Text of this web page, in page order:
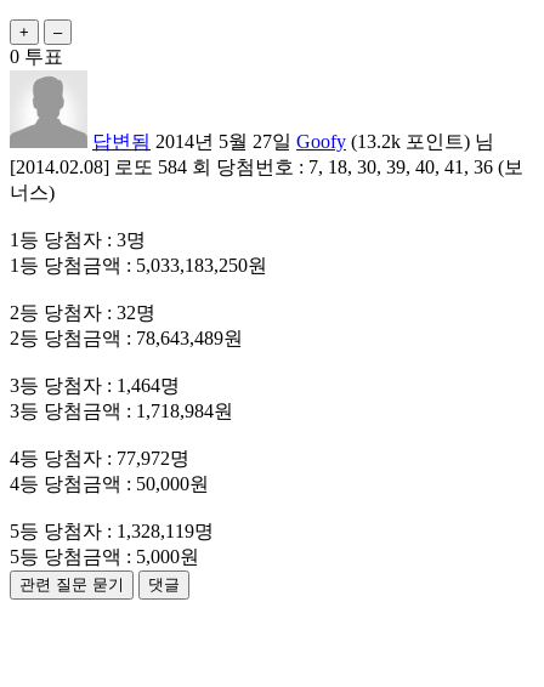
0 투표
답변됨 2014년 5월 27일 Goofy (13.2k 포인트) 님
[2014.02.08] 로또 584 회 당첨번호 : 7, 18, 30, 39, 40, 41, 36 (보
너스)
1등 당첨자 : 3명
1등 당첨금액 : 5,033,183,250원
2등 당첨자 : 32명
2등 당첨금액 : 78,643,489원
3등 당첨자 : 1,464명
3등 당첨금액 : 1,718,984원
4등 당첨자 : 77,972명
4등 당첨금액 : 50,000원
5등 당첨자 : 1,328,119명
5등 당첨금액 : 5,000원